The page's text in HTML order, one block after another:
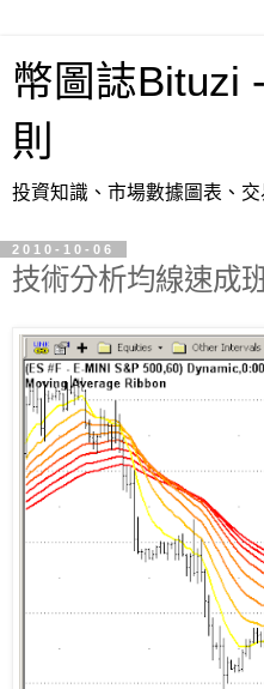
幣圖誌Bituzi
則
投資知識、市場數據圖表、
2010-10-06
技術分析均線速成